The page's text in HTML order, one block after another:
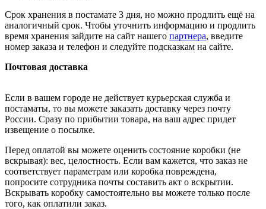
Срок хранения в постамате 3 дня, но можно продлить ещё на
аналогичный срок. Чтобы уточнить информацию и продлить
время хранения зайдите на сайт нашего партнера, введите
номер заказа и телефон и следуйте подсказкам на сайте.
Почтовая доставка
Если в вашем городе не действует курьерская служба и
постаматы, то вы можете заказать доставку через почту
России. Сразу по прибытии товара, на ваш адрес придет
извещение о посылке.
Перед оплатой вы можете оценить состояние коробки (не
вскрывая): вес, целостность. Если вам кажется, что заказ не
соответствует параметрам или коробка повреждена,
попросите сотрудника почты составить акт о вскрытии.
Вскрывать коробку самостоятельно вы можете только после
того, как оплатили заказ.